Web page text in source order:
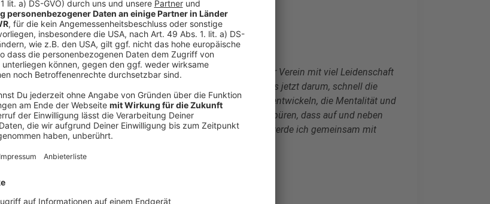
Samir Arabi, Sportvorstand:
Anzeige
„Fortuna Düsseldorf ist trotz der aktuellen Situation ein besonderer Verein mit viel Leidenschaft
und großartigen Fans. Die Aufgabe ist anspruchsvoll, daher geht es jetzt darum, schnell die
richtigen Entscheidungen zu treffen. Wir wollen eine Mannschaft entwickeln, die Mentalität und
Identifikation mit der Fortuna verkörpert. Die Menschen müssen spüren, dass auf und neben
dem Platz für diesen Verein gearbeitet und gekämpft wird. Dafür werde ich gemeinsam mit
allen Beteiligten alles investieren.“